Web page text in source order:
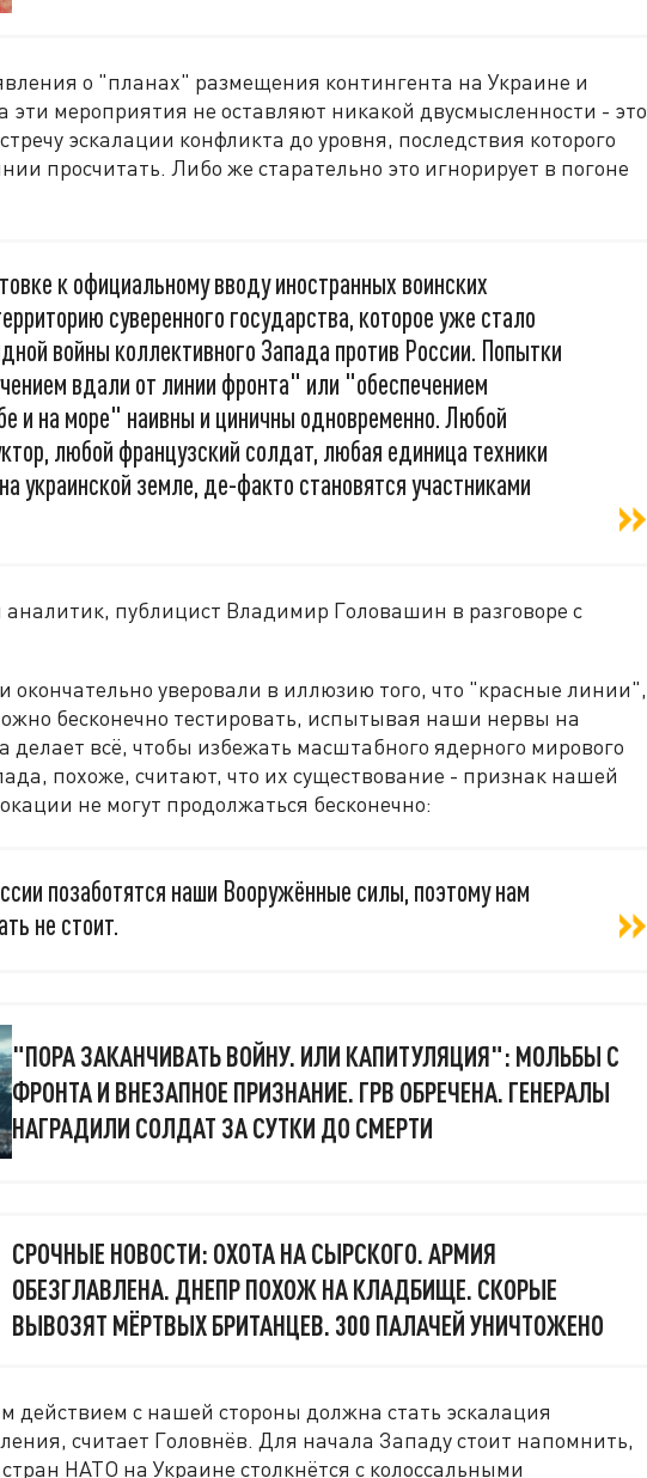
о "планах" размещения контингента на Украине и
мероприятия не оставляют никакой двусмысленности - это
эскалации конфликта до уровня, последствия которого
просчитать. Либо же старательно это игнорирует в погоне
к официальному вводу иностранных воинских
суверенного государства, которое уже стало
войны коллективного Запада против России. Попытки
вдали от линии фронта" или "обеспечением
и на море" наивны и циничны одновременно. Любой
любой французский солдат, любая единица техники
украинской земле, де-факто становятся участниками
аналитик, публицист Владимир Головашин в разговоре с
окончательно уверовали в иллюзию того, что "красные линии",
бесконечно тестировать, испытывая наши нервы на
делает всё, чтобы избежать масштабного ядерного мирового
похоже, считают, что их существование - признак нашей
не могут продолжаться бесконечно:
позаботятся наши Вооружённые силы, поэтому нам
не стоит.
"ПОРА ЗАКАНЧИВАТЬ ВОЙНУ. ИЛИ КАПИТУЛЯЦИЯ": МОЛЬБЫ С
ФРОНТА И ВНЕЗАПНОЕ ПРИЗНАНИЕ. ГРВ ОБРЕЧЕНА. ГЕНЕРАЛЫ
НАГРАДИЛИ СОЛДАТ ЗА СУТКИ ДО СМЕРТИ
СРОЧНЫЕ НОВОСТИ: ОХОТА НА СЫРСКОГО. АРМИЯ
ОБЕЗГЛАВЛЕНА. ДНЕПР ПОХОЖ НА КЛАДБИЩЕ. СКОРЫЕ
ВЫВОЗЯТ МЁРТВЫХ БРИТАНЦЕВ. 300 ПАЛАЧЕЙ УНИЧТОЖЕНО
с нашей стороны должна стать эскалация
считает Головнёв. Для начала Западу стоит напомнить,
НАТО на Украине столкнётся с колоссальными